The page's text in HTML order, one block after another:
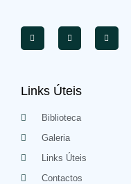
Links Úteis
Biblioteca
Galeria
Links Úteis
Contactos